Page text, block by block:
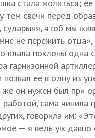
стала молиться; ее
тем свечи перед
сударыня, чтоб мы
не пережить отца»,
клала поклоны одна
гарнизонной
ее в одну из
же он нужен был при
работой, сама чинила
говорила им:
— я ведь уж давно